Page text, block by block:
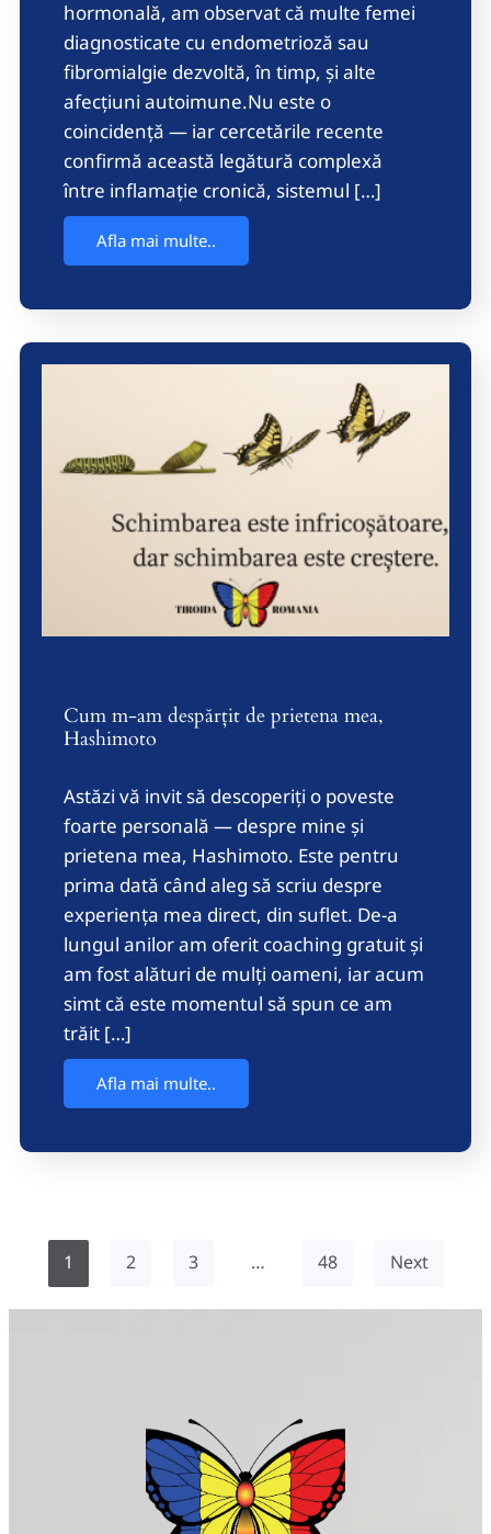
hormonală, am observat că multe femei
diagnosticate cu endometrioză sau
fibromialgie dezvoltă, în timp, și alte
afecțiuni autoimune.Nu este o
coincidență — iar cercetările recente
confirmă această legătură complexă
între inflamație cronică, sistemul […]
Afla mai multe..
Cum m-am despărțit de prietena mea,
Hashimoto
Astăzi vă invit să descoperiți o poveste
foarte personală — despre mine și
prietena mea, Hashimoto. Este pentru
prima dată când aleg să scriu despre
experiența mea direct, din suflet. De-a
lungul anilor am oferit coaching gratuit și
am fost alături de mulți oameni, iar acum
simt că este momentul să spun ce am
trăit […]
Afla mai multe..
1 2 3 … 48 Next